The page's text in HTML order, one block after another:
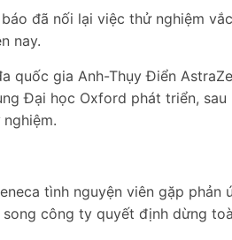
đã nối lại việc thử nghiệm
nay.
quốc gia Anh-Thụy Điển
Đại học Oxford phát triển,
tình nguyện viên gặp
công ty quyết định dừng